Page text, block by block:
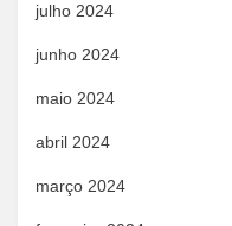
julho 2024
junho 2024
maio 2024
abril 2024
março 2024